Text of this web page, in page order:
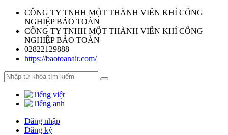
CÔNG TY TNHH MỘT THÀNH VIÊN KHÍ CÔNG
NGHIỆP BẢO TOÀN
CÔNG TY TNHH MỘT THÀNH VIÊN KHÍ CÔNG
NGHIỆP BẢO TOÀN
02822129888
https://baotoanair.com/
Đăng nhập
Đăng ký